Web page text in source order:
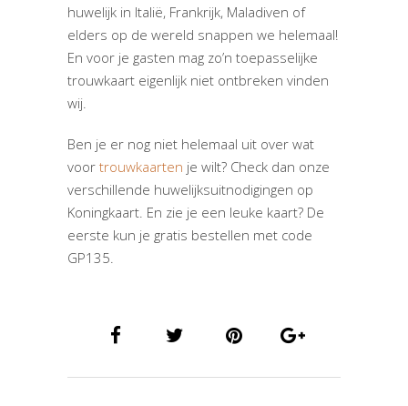
huwelijk in Italië, Frankrijk, Maladiven of
elders op de wereld snappen we helemaal!
En voor je gasten mag zo’n toepasselijke
trouwkaart eigenlijk niet ontbreken vinden
wij.
Ben je er nog niet helemaal uit over wat
voor trouwkaarten je wilt? Check dan onze
verschillende huwelijksuitnodigingen op
Koningkaart. En zie je een leuke kaart? De
eerste kun je gratis bestellen met code
GP135.